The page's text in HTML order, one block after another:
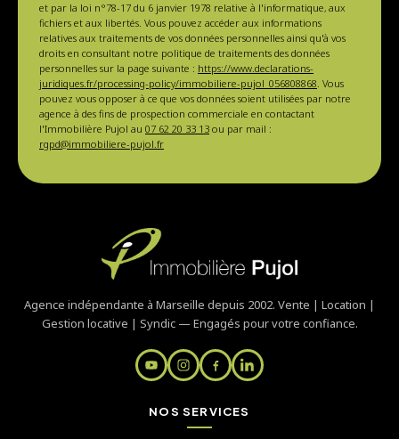
et par la loi n°78-17 du 6 janvier 1978 relative à l'informatique, aux
fichiers et aux libertés. Vous pouvez accéder aux informations
relatives aux traitements de vos données personnelles ainsi qu'à vos
droits en consultant notre politique de traitements des données
personnelles sur la page suivante : https://www.declarations-
juridiques.fr/processing-policy/immobiliere-pujol_056808868. Vous
pouvez vous opposer à ce que vos données soient utilisées par notre
agence à des fins de prospection commerciale en contactant
l'Immobilière Pujol au 07 62 20 33 13 ou par mail :
rgpd@immobiliere-pujol.fr
Agence indépendante à Marseille depuis 2002. Vente | Location |
Gestion locative | Syndic — Engagés pour votre confiance.
NOS SERVICES